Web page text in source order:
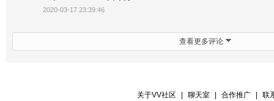
2020-03-17 23:39:46
查看更多评论
关于VV社区 聊天室 合作推广 联